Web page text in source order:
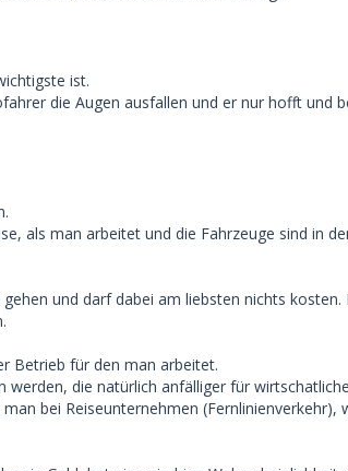
ist.
die Augen ausfallen und er nur hofft und
als man arbeitet und die Fahrzeuge sind in
und darf dabei am liebsten nichts
Betrieb für den man arbeitet.
die natürlich anfälliger für
bei Reiseunternehmen